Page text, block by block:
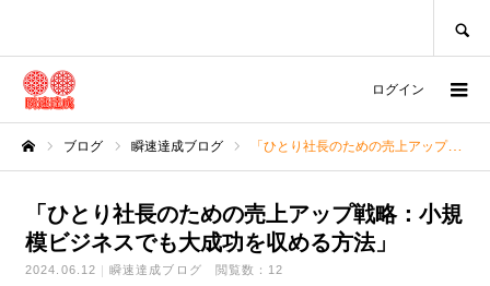
ログイン
ブログ 瞬速達成ブログ 「ひとり社長のための売上アップ戦略：小規模ビジネスでも大成功を収める方法」
「ひとり社長のための売上アップ戦略：小規
模ビジネスでも大成功を収める方法」
2024.06.12 瞬速達成ブログ 閲覧数：12